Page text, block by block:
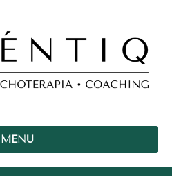
MENU